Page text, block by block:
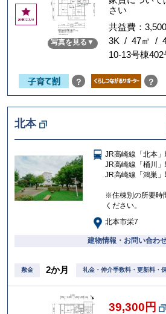
お
気
写真を見る
さい
共益費：
3K / 47㎡ /
10-13号棟402
？ ？
北本
JR高崎線「北本
JR高崎線「桶川
JR高崎線「鴻巣
※住棟別の所要時
ください。
北本市栄7
建物情報・お問い合わ
敷金 2か月 礼金・仲介手数料・更新料・
39,300円